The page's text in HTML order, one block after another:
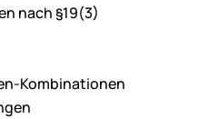
nach §19(3)
Kombinationen